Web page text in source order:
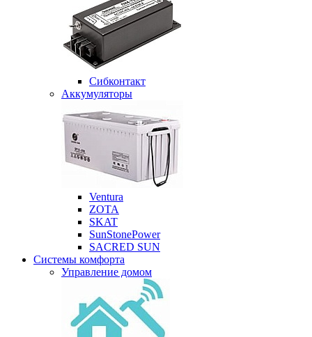
Сибконтакт
Аккумуляторы
Ventura
ZOTA
SKAT
SunStonePower
SACRED SUN
Системы комфорта
Управление домом